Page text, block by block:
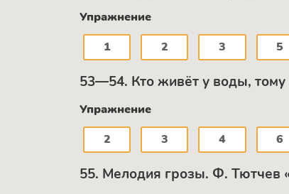
Упражнение
1
2 3 5
53—54. Кто живёт у воды,
Упражнение
2
3 4 6
55. Мелодия грозы. Ф. Тютчев